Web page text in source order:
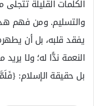
الكلمات القليلة تتجلى
والتسليم. ومن فهم
يفقد قلبه، بل أن
النعمة ندًّا له؛ ولا
بل حقيقة الإسلام: